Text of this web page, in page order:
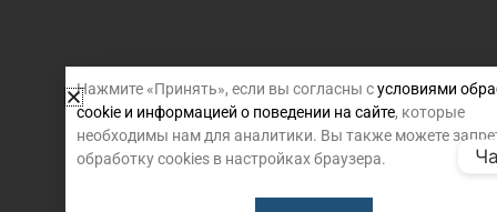
Нажмите «Принять», если вы согласны сусловиями
cookie и информацией о поведении на сайте, которые
необходимы нам для аналитики. Вы также можете
обработку cookies в настройках браузера.